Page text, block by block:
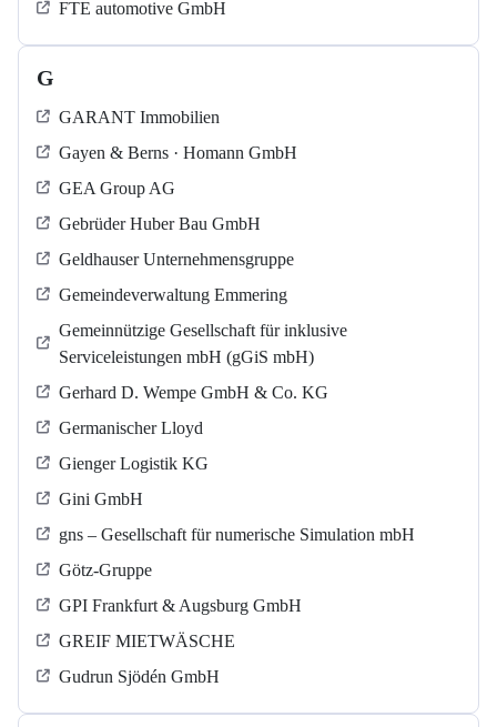
FTE automotive GmbH
G
GARANT Immobilien
Gayen & Berns · Homann GmbH
GEA Group AG
Gebrüder Huber Bau GmbH
Geldhauser Unternehmensgruppe
Gemeindeverwaltung Emmering
Gemeinnützige Gesellschaft für inklusive
Serviceleistungen mbH (gGiS mbH)
Gerhard D. Wempe GmbH & Co. KG
Germanischer Lloyd
Gienger Logistik KG
Gini GmbH
gns – Gesellschaft für numerische Simulation mbH
Götz-Gruppe
GPI Frankfurt & Augsburg GmbH
GREIF MIETWÄSCHE
Gudrun Sjödén GmbH